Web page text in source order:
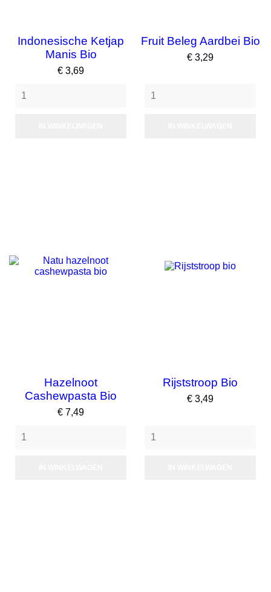
Indonesische Ketjap
Manis Bio
Prijs
€ 3,69
Fruit Beleg Aardbei Bio
Prijs
€ 3,29
Hazelnoot
Cashewpasta Bio
Prijs
€ 7,49
Rijststroop Bio
Prijs
€ 3,49